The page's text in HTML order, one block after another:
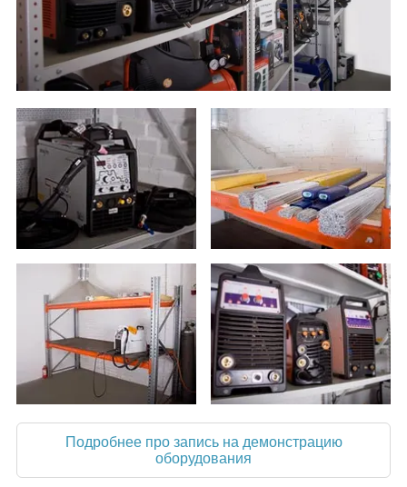
Подробнее про запись на демонстрацию
оборудования